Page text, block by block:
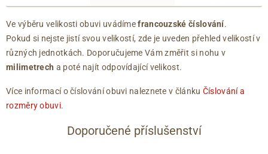
Ve výběru velikosti obuvi uvádímefrancouzské číslování.
Pokud si nejste jistí svou velikostí, zde je uveden přehled velikostí v
různých jednotkách. Doporučujeme Vám změřit si nohu v
milimetrech a poté najít odpovídající velikost.
Více informací o číslování obuvi naleznete v článku Číslování a
rozměry obuvi.
Doporučené příslušenství